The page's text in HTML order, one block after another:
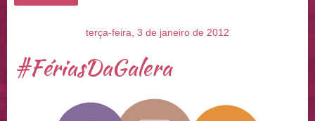
terça-feira, 3 de janeiro de 2012
#FériasDaGalera